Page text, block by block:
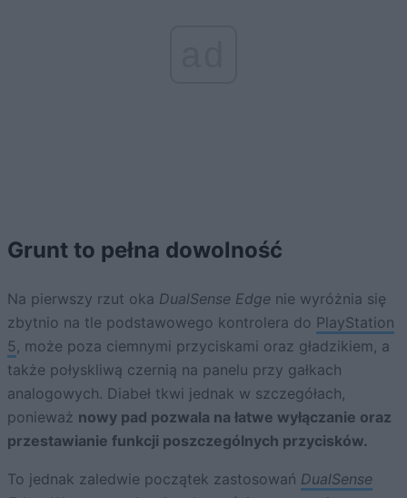
Grunt to pełna dowolność
Na pierwszy rzut oka DualSense Edge nie wyróżnia się
zbytnio na tle podstawowego kontrolera do PlayStation
5, może poza ciemnymi przyciskami oraz gładzikiem, a
także połyskliwą czernią na panelu przy gałkach
analogowych. Diabeł tkwi jednak w szczegółach,
ponieważ nowy pad pozwala na łatwe wyłączanie oraz
przestawianie funkcji poszczególnych przycisków.
To jednak zaledwie początek zastosowań DualSense